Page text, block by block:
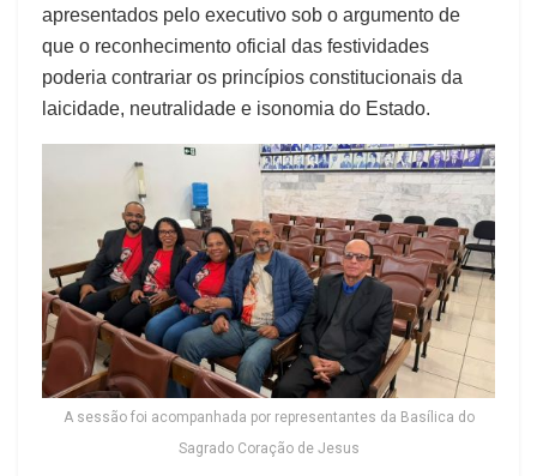
apresentados pelo executivo sob o argumento de
que o reconhecimento oficial das festividades
poderia contrariar os princípios constitucionais da
laicidade, neutralidade e isonomia do Estado.
A sessão foi acompanhada por representantes da Basílica do
Sagrado Coração de Jesus